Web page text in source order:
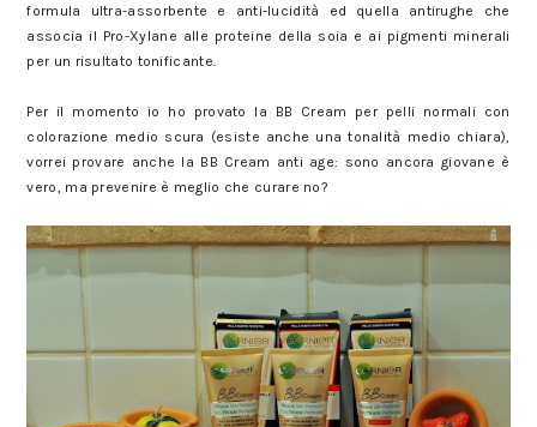
formula ultra-assorbente e anti-lucidità ed quella antirughe che
associa il Pro-Xylane alle proteine della soia e ai pigmenti minerali
per un risultato tonificante.
Per il momento io ho provato la BB Cream per pelli normali con
colorazione medio scura (esiste anche una tonalità medio chiara),
vorrei provare anche la BB Cream anti age: sono ancora giovane è
vero, ma prevenire è meglio che curare no?